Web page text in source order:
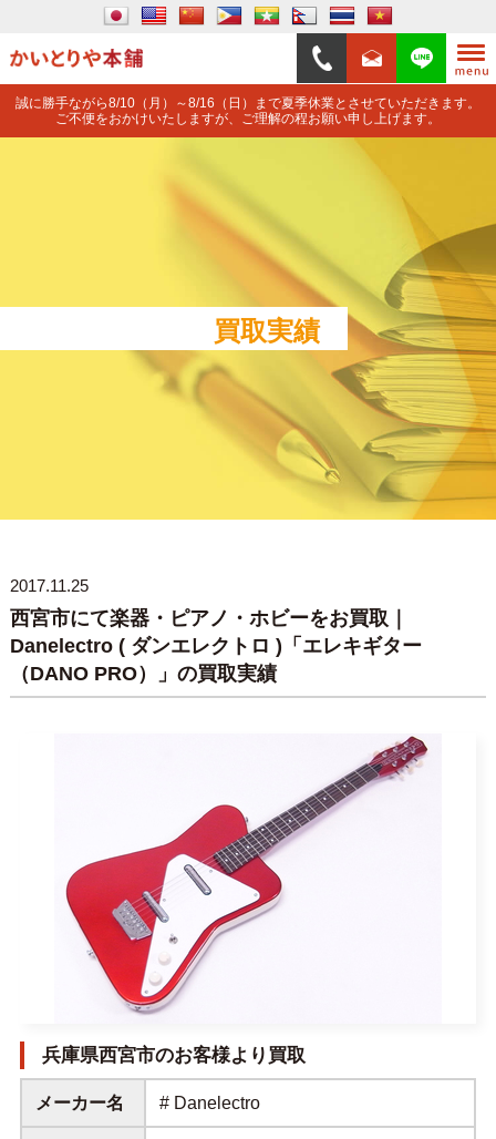
誠に勝手ながら8/10（月）～8/16（日）まで夏季休業とさせていただきます。
ご不便をおかけいたしますが、ご理解の程お願い申し上げます。
買取実績
2017.11.25
西宮市にて楽器・ピアノ・ホビーをお買取｜
Danelectro ( ダンエレクトロ )「エレキギター
（DANO PRO）」の買取実績
兵庫県西宮市のお客様より買取
メーカー名 # Danelectro